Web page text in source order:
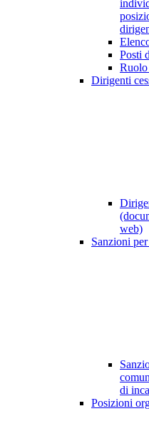
Posti
Dirigenti
web)
Sanzioni
di
Posizioni